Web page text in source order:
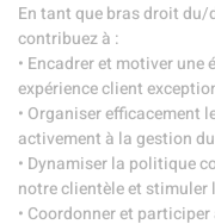
En tant que bras droit
contribuez à :
• Encadrer et motiver
expérience client
• Organiser efficacement
activement à la gestion
• Dynamiser la politique
notre clientèle et stimuler
• Coordonner et